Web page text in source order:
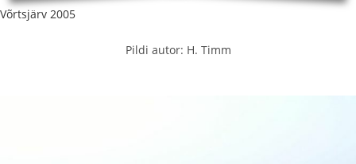
Võrtsjärv 2005
Pildi autor: H. Timm